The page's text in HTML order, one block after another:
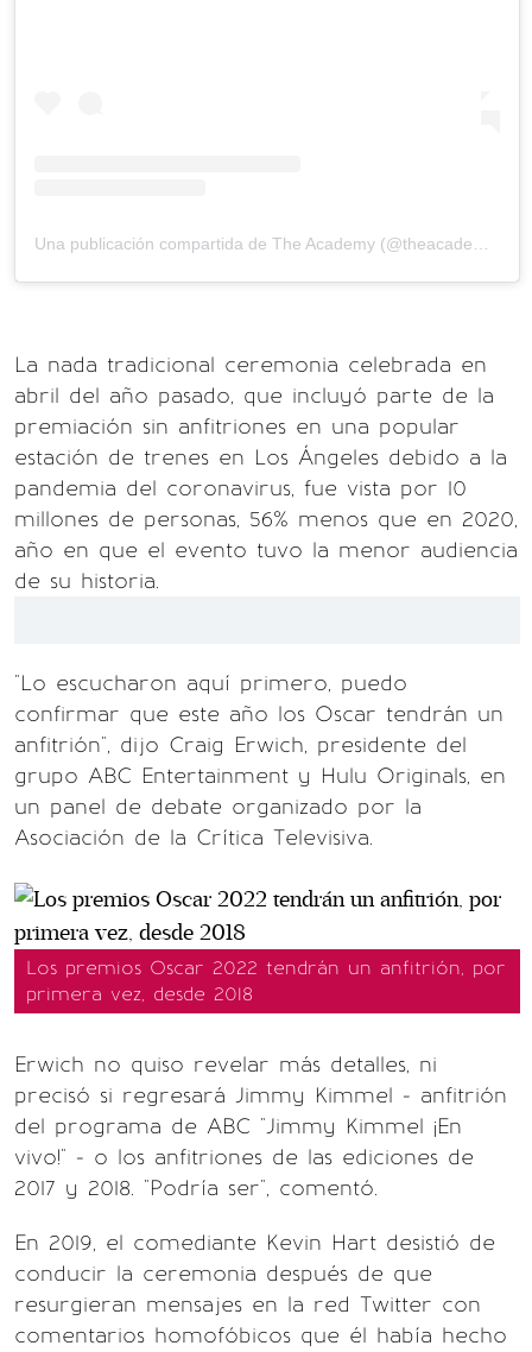
La nada tradicional ceremonia celebrada en
abril del año pasado, que incluyó parte de la
premiación sin anfitriones en una popular
estación de trenes en Los Ángeles debido a la
pandemia del coronavirus, fue vista por 10
millones de personas, 56% menos que en 2020,
año en que el evento tuvo la menor audiencia
de su historia.
"Lo escucharon aquí primero, puedo
confirmar que este año los Oscar tendrán un
anfitrión", dijo Craig Erwich, presidente del
grupo ABC Entertainment y Hulu Originals, en
un panel de debate organizado por la
Asociación de la Crítica Televisiva.
Los premios Oscar 2022 tendrán un anfitrión, por
primera vez, desde 2018
Erwich no quiso revelar más detalles, ni
precisó si regresará Jimmy Kimmel - anfitrión
del programa de ABC "Jimmy Kimmel ¡En
vivo!" - o los anfitriones de las ediciones de
2017 y 2018. "Podría ser", comentó.
En 2019, el comediante Kevin Hart desistió de
conducir la ceremonia después de que
resurgieran mensajes en la red Twitter con
comentarios homofóbicos que él había hecho